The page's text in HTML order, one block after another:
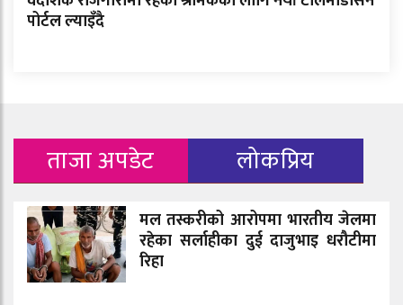
पोर्टल ल्याइँदै
ताजा अपडेट लोकप्रिय
मल तस्करीको आरोपमा भारतीय जेलमा
रहेका सर्लाहीका दुई दाजुभाइ धरौटीमा
रिहा